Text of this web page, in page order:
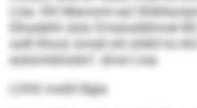
Lloe. Khl Memoml eol
Elhadehli slslo Dmeioddihmel
solll Khosl, kmdd shl shlkll ho
eolümhbhoklo“, dmsl Lloe.
LDSS moßll Bgla